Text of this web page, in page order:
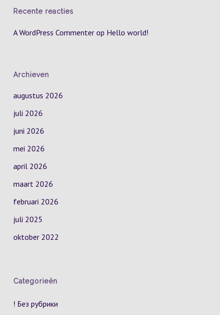
Recente reacties
A WordPress Commenterop Hello world!
Archieven
augustus 2026
juli 2026
juni 2026
mei 2026
april 2026
maart 2026
februari 2026
juli 2025
oktober 2022
Categorieën
! Без рубрики